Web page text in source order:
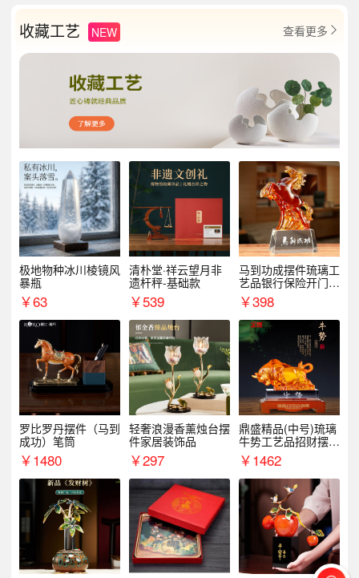
收藏工艺 NEW 查看更多 
极地物种冰川棱镜风
暴瓶
￥63
清朴堂·祥云望月非
遗杆秤-基础款
￥539
马到功成摆件琉璃工
艺品银行保险开门红
周年庆典伴手礼表彰
礼品
￥398
罗比罗丹摆件（马到
成功）笔筒
￥1480
轻奢浪漫香薰烛台摆
件家居装饰品
￥297
鼎盛精品(中号)琉璃
牛势工艺品招财摆件
银行企业商务上市礼
品
￥1462